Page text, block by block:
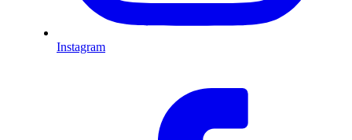
Instagram